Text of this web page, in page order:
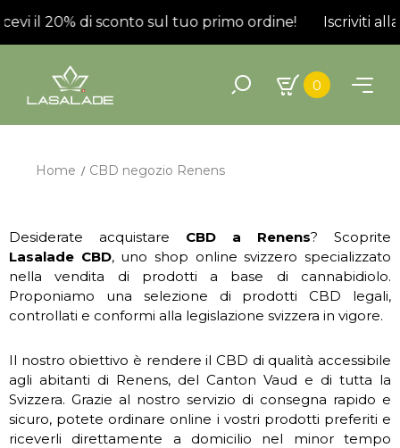
il 20% di sconto sul tuo primo ordine! Iscriviti
0
Home CBD negozio Renens
Desiderate acquistare CBD a Renens? Scoprite
Lasalade CBD, uno shop online svizzero specializzato
nella vendita di prodotti a base di cannabidiolo.
Proponiamo una selezione di prodotti CBD legali,
controllati e conformi alla legislazione svizzera in vigore.
Il nostro obiettivo è rendere il CBD di qualità accessibile
agli abitanti di Renens, del Canton Vaud e di tutta la
Svizzera. Grazie al nostro servizio di consegna rapido e
sicuro, potete ordinare online i vostri prodotti preferiti e
riceverli direttamente a domicilio nel minor tempo